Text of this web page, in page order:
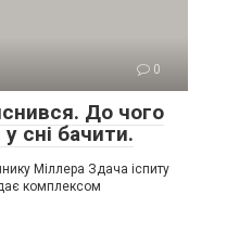
0
До чого
сні бачити.
Міллера Здача іспиту
комплексом